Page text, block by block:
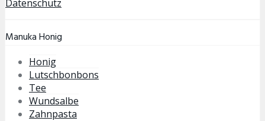
Datenschutz
Manuka Honig
Honig
Lutschbonbons
Tee
Wundsalbe
Zahnpasta